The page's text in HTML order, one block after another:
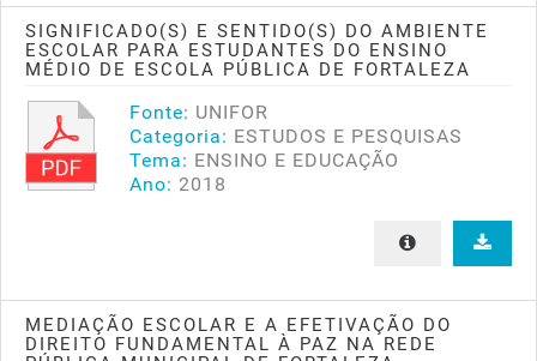
SIGNIFICADO(S) E SENTIDO(S) DO AMBIENTE
ESCOLAR PARA ESTUDANTES DO ENSINO
MÉDIO DE ESCOLA PÚBLICA DE FORTALEZA
Fonte: UNIFOR
Categoria: ESTUDOS E PESQUISAS
Tema: ENSINO E EDUCAÇÃO
Ano: 2018
MEDIAÇÃO ESCOLAR E A EFETIVAÇÃO DO
DIREITO FUNDAMENTAL À PAZ NA REDE